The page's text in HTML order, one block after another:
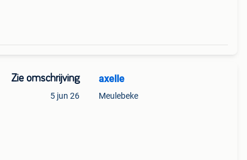
Zie omschrijving
5 jun 26
axelle
Meulebeke